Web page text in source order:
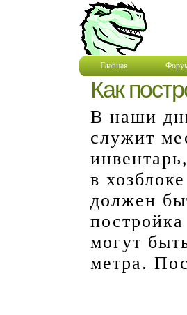
Главная
Как
В наши
служит
в
должен
могут
метра.